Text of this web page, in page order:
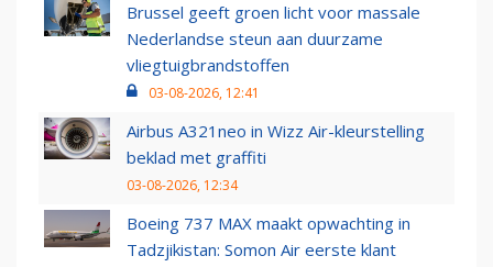
Brussel geeft groen licht voor massale
Nederlandse steun aan duurzame
vliegtuigbrandstoffen
03-08-2026, 12:41
Airbus A321neo in Wizz Air-kleurstelling
beklad met graffiti
03-08-2026, 12:34
Boeing 737 MAX maakt opwachting in
Tadzjikistan: Somon Air eerste klant